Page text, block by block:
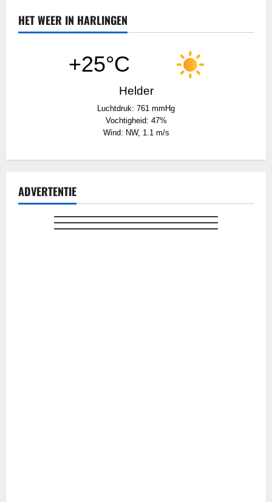
HET WEER IN HARLINGEN
+25°C
Helder
Luchtdruk: 761 mmHg
Vochtigheid: 47%
Wind: NW, 1.1 m/s
ADVERTENTIE